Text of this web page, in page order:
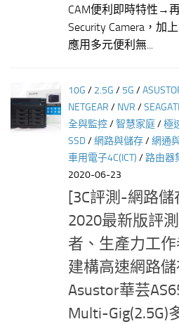
CAM便利即時特性→
Security Camera，加
應用多元便利無...
10G / 2.5G / 5G /
NETGEAR / NVR /
全與監控/智慧家庭/極
SSD/網路與儲存/網通
車用電子4C(ICT) / 路由器
2020-06-23
[3C評測-網路
2020最新版評
者、生產力工
建構高速網路
Asustor華芸
Multi-Gig(2.5G)